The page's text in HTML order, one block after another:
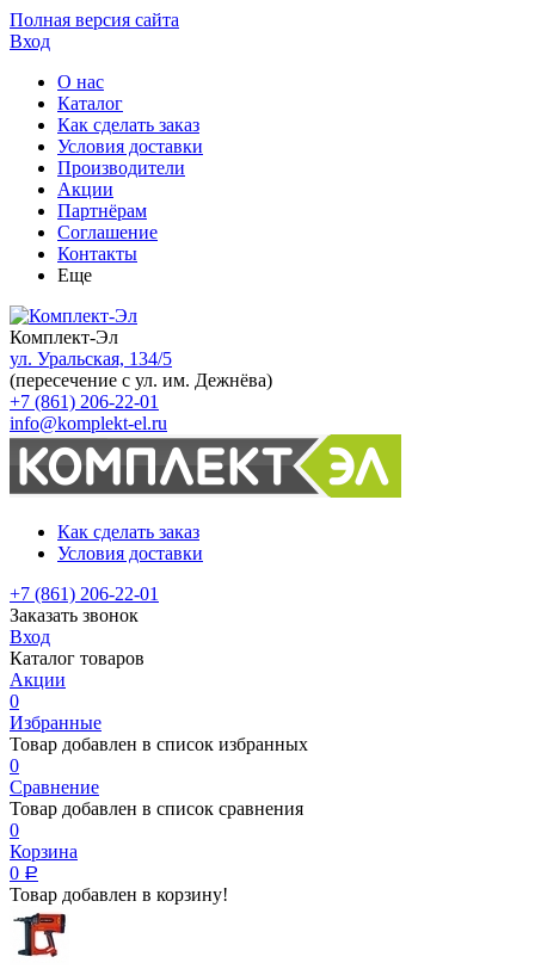
Полная версия сайта
Вход
О нас
Каталог
Как сделать заказ
Условия доставки
Производители
Акции
Партнёрам
Соглашение
Контакты
Еще
Комплект-Эл
ул. Уральская, 134/5
(пересечение с ул. им. Дежнёва)
+7 (861) 206-22-01
info@komplekt-el.ru
Как сделать заказ
Условия доставки
+7 (861) 206-22-01
Заказать звонок
Вход
Каталог товаров
Акции
0
Избранные
Товар добавлен в список избранных
0
Сравнение
Товар добавлен в список сравнения
0
Корзина
0 Р
Товар добавлен в корзину!